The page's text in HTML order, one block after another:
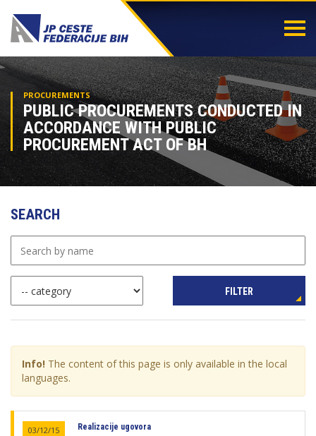
PROCUREMENTS
PUBLIC PROCUREMENTS CONDUCTED IN
ACCORDANCE WITH PUBLIC
PROCUREMENT ACT OF BH
SEARCH
FILTER
Info! The content of this page is only available in the local
languages.
03/12/15 Realizacije ugovora